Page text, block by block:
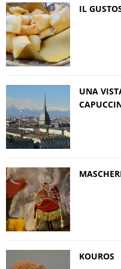
IL
UNA
KOUROS